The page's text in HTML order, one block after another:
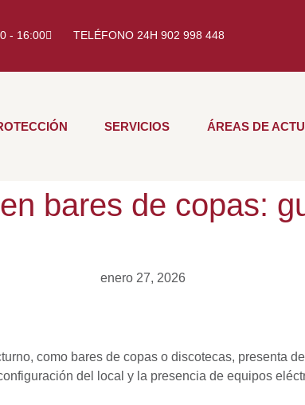
- 16:00 TELÉFONO 24H 902 998 448
SERVICIOS ÁREAS DE
bares de copas:
enero 27, 2026
como bares de copas o discotecas, presenta
del local y la presencia de equipos